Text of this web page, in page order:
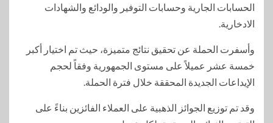
الحسابات الجارية وحسابات التوفير والودائع والشهادات
الادخارية.
وأسفرت الحملة عن تحقيق نتائج متميزة، حيث تم اختيار أكبر
خمسة عشر عميلاً على مستوى الجمهورية وفقاً لحجم
الإيداعات الجديدة المحققة خلال فترة الحملة.
وقد تم توزيع الجوائز الذهبية على العملاء الفائزين بناءً على